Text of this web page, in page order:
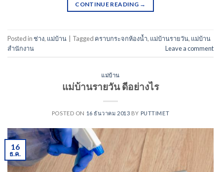
CONTINUE READING →
Posted inช่าง, แม่บ้าน | Tagged คราบกระจกห้องน้ำ, แม่บ้านรายวัน, แม่บ้าน
สำนักงาน
Leave a comment
แม่บ้าน
แม่บ้านรายวัน ดีอย่างไร
POSTED ON 16 ธันวาคม 2013 BY PUTTIMET
16
ธ.ค.